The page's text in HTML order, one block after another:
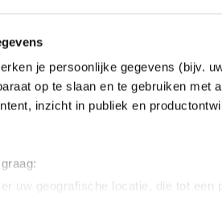
je persoonlijke gegevens (bijv.
op te slaan en te gebruiken met
inzicht in publiek en
uw geografische locatie, die tot een